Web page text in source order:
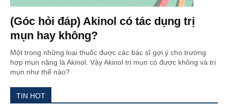
(Góc hỏi đáp) Akinol có tác dụng trị
mụn hay không?
Một trong những loại thuốc được các bác sĩ gợi ý cho trường
hợp mụn nặng là Akinol. Vậy Akinol trị mụn có được không và trị
mụn như thế nào?
TIN HOT